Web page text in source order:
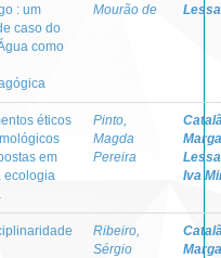
: um
caso do
como
Mourão de
Lessa
éticos
em
ecologia
Pinto,
Magda
Pereira
Lessa
Iva
Ribeiro,
Sérgio